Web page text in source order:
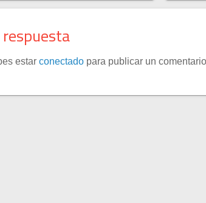
estarconectado para publicar un